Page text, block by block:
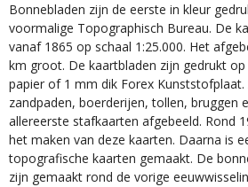
Bonnebladen zijn de eerste in kleur
voormalige Topographisch Bureau. De
vanaf 1865 op schaal 1:25.000. Het
km groot. De kaartbladen zijn gedrukt
papier of 1 mm dik Forex Kunststofplaat.
zandpaden, boerderijen, tollen, bruggen
allereerste stafkaarten afgebeeld. Rond
het maken van deze kaarten. Daarna is
topografische kaarten gemaakt. De
zijn gemaakt rond de vorige